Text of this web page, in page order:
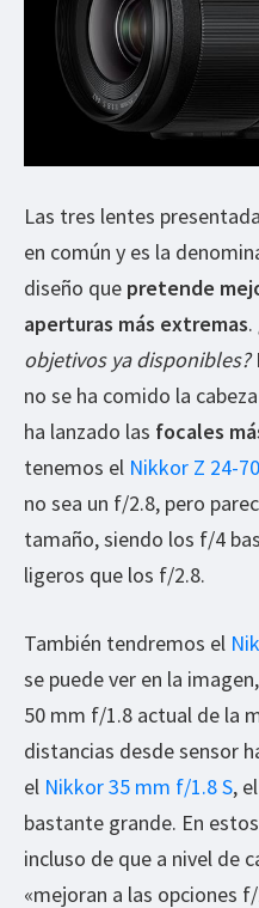
Las tres lentes
en común y es la
diseño que pretende
aperturas más extremas.
objetivos ya disponibles?
no se ha comido la
ha lanzado las focales
tenemos el Nikkor Z 24-
no sea un f/2.8, pero
tamaño, siendo los f/4
ligeros que los f/2.8.
También tendremos el
se puede ver en la
50 mm f/1.8 actual de la
distancias desde sensor
el Nikkor 35 mm f/1.8 S,
bastante grande. En
incluso de que a nivel de
«mejoran a las opciones